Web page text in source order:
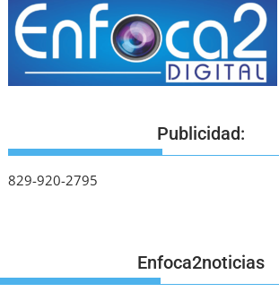
Publicidad:
829-920-2795
Enfoca2noticias